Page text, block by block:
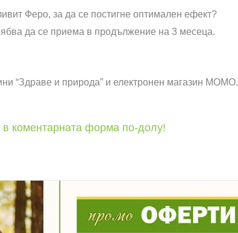
Феро, за да се постигне оптимален ефект?
да се приема в продължение на 3 месеца.
“Здраве и природа” и електронен магазин МОМО.
коментарната форма по-долу!